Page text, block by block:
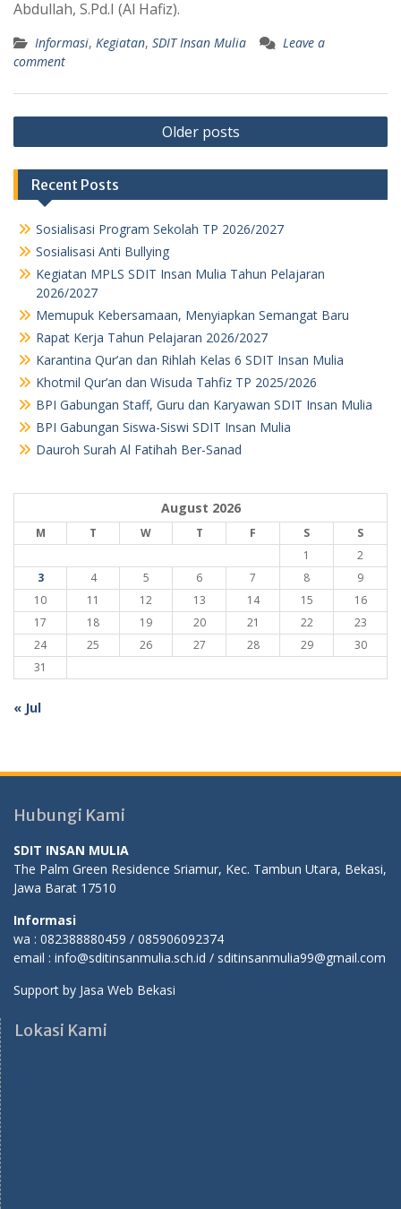
Abdullah, S.Pd.I (Al Hafiz).
Informasi, Kegiatan, SDIT Insan Mulia
Leave a
comment
Posts
navigation
Older posts
Recent Posts
Sosialisasi Program Sekolah TP 2026/2027
Sosialisasi Anti Bullying
Kegiatan MPLS SDIT Insan Mulia Tahun Pelajaran
2026/2027
Memupuk Kebersamaan, Menyiapkan Semangat Baru
Rapat Kerja Tahun Pelajaran 2026/2027
Karantina Qur’an dan Rihlah Kelas 6 SDIT Insan Mulia
Khotmil Qur’an dan Wisuda Tahfiz TP 2025/2026
BPI Gabungan Staff, Guru dan Karyawan SDIT Insan Mulia
BPI Gabungan Siswa-Siswi SDIT Insan Mulia
Dauroh Surah Al Fatihah Ber-Sanad
August 2026
M T W T F S
S
1
2
3
4 5 6 7 8
9
10
11 12 13 14 15
16
17
18 19 20 21 22
23
24
25 26 27 28 29
30
31
« Jul
Hubungi Kami
SDIT INSAN MULIA
The Palm Green Residence Sriamur, Kec. Tambun Utara, Bekasi,
Jawa Barat 17510
Informasi
wa : 082388880459 / 085906092374
email : info@sditinsanmulia.sch.id / sditinsanmulia99@gmail.com
Support by Jasa Web Bekasi
Lokasi Kami